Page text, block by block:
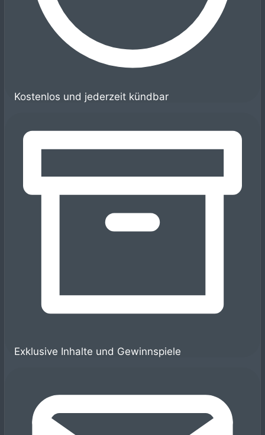
Kostenlos und jederzeit kündbar
Exklusive Inhalte und Gewinnspiele